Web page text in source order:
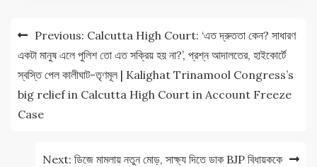
Post
navigation
Previous: Calcutta High Court: ‘এত দ্রুততা কেন? সাধারণ
একটা মানুষ এলে পুলিশ তো এত সক্রিয় হয় না?’, প্রশ্ন আদালতের, হাইকোর্টে
স্বস্তি পেল কালীঘাট-তৃণমূল | Kalighat Trinamool Congress’s
big relief in Calcutta High Court in Account Freeze
Case
Next: ডিজে মামলায় নতুন মোড়, সাক্ষ্য দিতে ডাক BJP বিধায়ককে